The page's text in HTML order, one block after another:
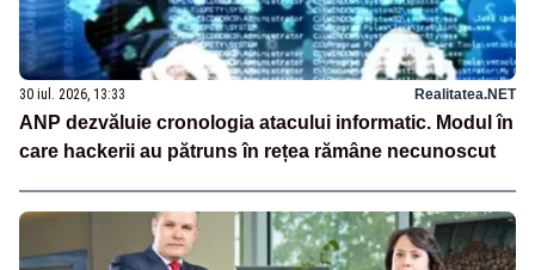
30 iul. 2026, 13:33 Realitatea.NET
ANP dezvăluie cronologia atacului informatic. Modul în
care hackerii au pătruns în rețea rămâne necunoscut